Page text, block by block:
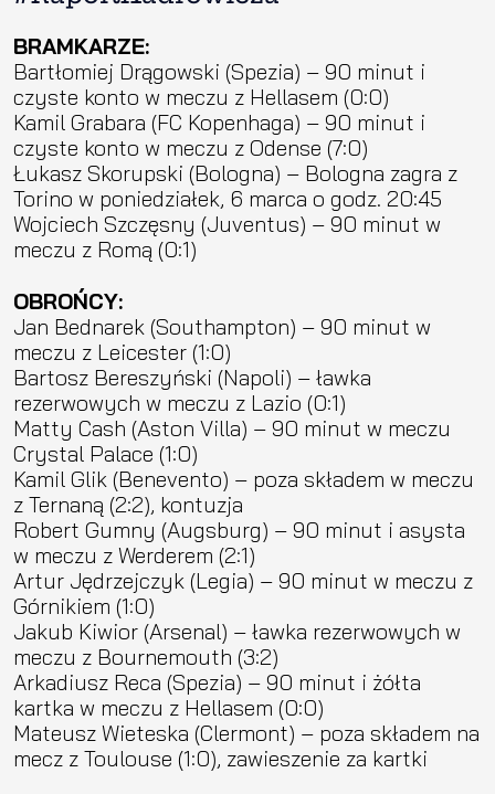
BRAMKARZE:
Bartłomiej Drągowski (Spezia) – 90 minut i
czyste konto w meczu z Hellasem (0:0)
Kamil Grabara (FC Kopenhaga) – 90 minut i
czyste konto w meczu z Odense (7:0)
Łukasz Skorupski (Bologna) – Bologna zagra z
Torino w poniedziałek, 6 marca o godz. 20:45
Wojciech Szczęsny (Juventus) – 90 minut w
meczu z Romą (0:1)
OBROŃCY:
Jan Bednarek (Southampton) – 90 minut w
meczu z Leicester (1:0)
Bartosz Bereszyński (Napoli) – ławka
rezerwowych w meczu z Lazio (0:1)
Matty Cash (Aston Villa) – 90 minut w meczu
Crystal Palace (1:0)
Kamil Glik (Benevento) – poza składem w meczu
z Ternaną (2:2), kontuzja
Robert Gumny (Augsburg) – 90 minut i asysta
w meczu z Werderem (2:1)
Artur Jędrzejczyk (Legia) – 90 minut w meczu z
Górnikiem (1:0)
Jakub Kiwior (Arsenal) – ławka rezerwowych w
meczu z Bournemouth (3:2)
Arkadiusz Reca (Spezia) – 90 minut i żółta
kartka w meczu z Hellasem (0:0)
Mateusz Wieteska (Clermont) – poza składem na
mecz z Toulouse (1:0), zawieszenie za kartki